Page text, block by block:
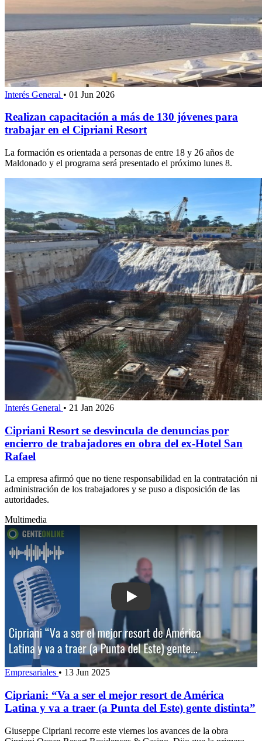
Interés General • 01 Jun 2026
Realizan capacitación a más de 130 jóvenes para
trabajar en el Cipriani Resort
La formación es orientada a personas de entre 18 y 26 años de
Maldonado y el programa será presentado el próximo lunes 8.
Interés General • 21 Jan 2026
Cipriani Resort se desvincula de denuncias por
encierro de trabajadores en obra del ex-Hotel San
Rafael
La empresa afirmó que no tiene responsabilidad en la contratación ni
administración de los trabajadores y se puso a disposición de las
autoridades.
Multimedia
Play: Cipriani: “Va a ser el mejor
Empresariales • 13 Jun 2025
Cipriani: “Va a ser el mejor resort de América
Latina y va a traer (a Punta del Este) gente distinta”
Giuseppe Cipriani recorre este viernes los avances de la obra